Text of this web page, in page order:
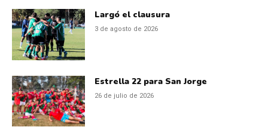
Largó el clausura
3 de agosto de 2026
Estrella 22 para San Jorge
26 de julio de 2026